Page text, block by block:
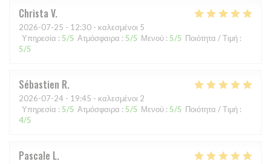
Christa V
2026-07-25 - 12:30 - καλεσμένοι 5
Υπηρεσία : 5/5 Ατμόσφαιρα : 5/5 Μενού : 5/5 Ποιότητα / Τιμή :
5/5
Sébastien R
2026-07-24 - 19:45 - καλεσμένοι 2
Υπηρεσία : 5/5 Ατμόσφαιρα : 5/5 Μενού : 5/5 Ποιότητα / Τιμή :
4/5
Pascale L